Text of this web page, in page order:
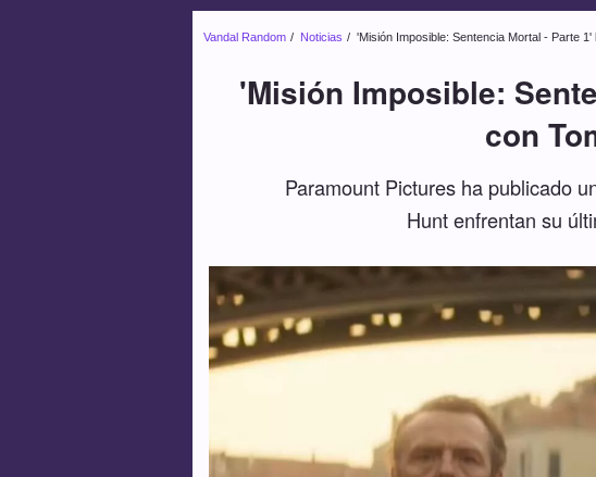
Vandal Random Noticias 'Misión Imposible: Sentencia Mortal - Parte
'Misión Imposible:
con
Paramount Pictures ha publicado
Hunt enfrentan su